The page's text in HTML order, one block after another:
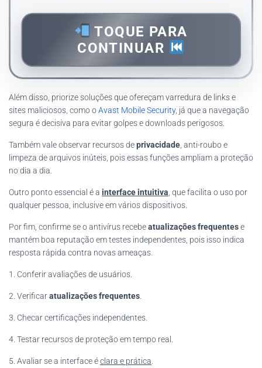
TOQUE PARA
CONTINUAR
Além disso, priorize soluções que ofereçam varredura de links e
sites maliciosos, como oAvast Mobile Security, já que a navegação
segura é decisiva para evitar golpes e downloads perigosos.
Também vale observar recursos deprivacidade , anti-roubo e
limpeza de arquivos inúteis, pois essas funções ampliam a proteção
no dia a dia.
Outro ponto essencial é a interface intuitiva , que facilita o uso por
qualquer pessoa, inclusive em vários dispositivos.
Por fim, confirme se o antivírus recebeatualizações frequentese
mantém boa reputação em testes independentes, pois isso indica
resposta rápida contra novas ameaças.
1. Conferir avaliações de usuários.
2. Verificaratualizações frequentes
3. Checar certificações independentes.
4. Testar recursos de proteção em tempo real.
5. Avaliar se a interface éclara e prática